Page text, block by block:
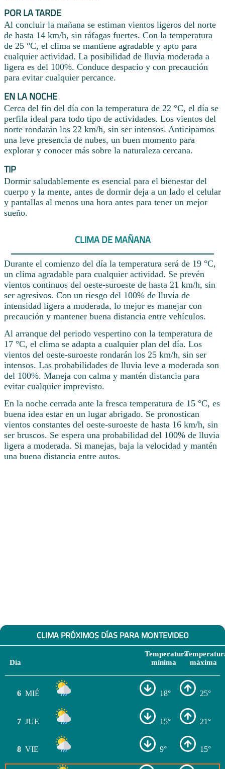
POR LA TARDE
Al concluir la mañana se estiman vientos ligeros del norte
de hasta 14 km/h, sin ráfagas fuertes. Con la temperatura
de 25 °C, el clima se mantiene agradable y apto para
cualquier actividad. La posibilidad de lluvia moderada a
ligera es del 100%. Conduce despacio y con precaución
para evitar cualquier percance.
EN LA NOCHE
Cerca del fin del día con la temperatura de 22 °C, el día se
perfila ideal para todo tipo de actividades. Los vientos del
norte rondarán los 22 km/h, sin ser intensos. Anticipamos
una leve presencia de nubes, un buen momento para
explorar y conocer más sobre la naturaleza cercana.
TIP
Dormir saludablemente es esencial para el bienestar del
cuerpo y la mente, antes de dormir deja a un lado el celular
y pantallas al menos una hora antes para tener un mejor
sueño.
CLIMA DE MAÑANA
Durante el comienzo del día la temperatura será de 19 °C,
un clima agradable para cualquier actividad. Se prevén
vientos continuos del oeste-suroeste de hasta 21 km/h, sin
ser agresivos. Con un riesgo del 100% de lluvia de
intensidad ligera a moderada, lo mejor es manejar con
precaución y mantener buena distancia entre vehículos.
Al arranque del periodo vespertino con la temperatura de
17 °C, el clima se adapta a cualquier plan del día. Los
vientos del oeste-suroeste rondarán los 25 km/h, sin ser
intensos. Las probabilidades de lluvia leve a moderada son
del 100%. Maneja con calma y mantén distancia para
evitar cualquier imprevisto.
En la noche cerrada ante la fresca temperatura de 15 °C, es
buena idea estar en un lugar abrigado. Se pronostican
vientos constantes del oeste-suroeste de hasta 16 km/h, sin
ser bruscos. Se espera una probabilidad del 100% de lluvia
ligera a moderada. Si manejas, baja la velocidad y mantén
una buena distancia entre autos.
CLIMA PRÓXIMOS DÍAS PARA MONTEVIDEO
Día
Temperatura
mínima
máxima
6 MIÉ 18° 25°
7 JUE 15° 21°
8 VIE 9° 15°